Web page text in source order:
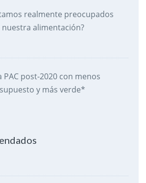
realmente preocupados
alimentación?
PAC post-2020 con menos
y más verde*